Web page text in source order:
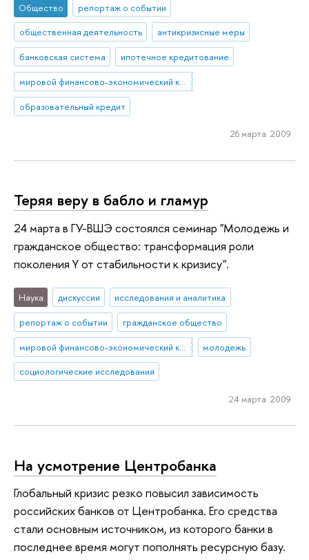
Общество
репортаж о событии
общественная деятельность
антикризисные меры
банковская система
ипотечное кредитование
мировой финансово-экономический кризис
образовательный кредит
26 марта 2009
Теряя веру в бабло и гламур
24 марта в ГУ-ВШЭ состоялся семинар "Молодежь и
гражданское общество: трансформация роли
поколения Y от стабильности к кризису".
Наука дискуссии
исследования и аналитика
репортаж о событии
гражданское общество
мировой финансово-экономический кризис
молодежь
социологические исследования
24 марта 2009
На усмотрение Центробанка
Глобальный кризис резко повысил зависимость
российских банков от Центробанка. Его средства
стали основным источником, из которого банки в
последнее время могут пополнять ресурсную базу.